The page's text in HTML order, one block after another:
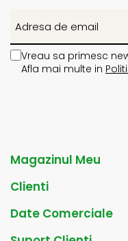
Vreau sa primesc
Afla mai multe in
Magazinul Meu
Clienti
Date Comerciale